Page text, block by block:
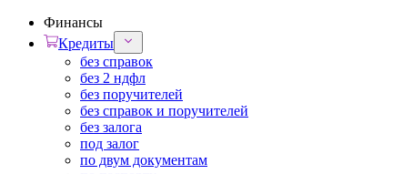
Финансы
Кредиты
без справок
без 2 ндфл
без поручителей
без справок и поручителей
без залога
под залог
по двум документам